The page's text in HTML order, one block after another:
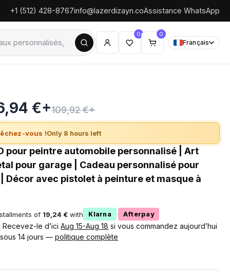
+1 (512) 428-8767info@lazerdizayn.coAssistance WhatsApp
0 0
Français
€+109,92 €+
vous !Only 8 hours left
pour peintre automobile personnalisé | Art
pour garage | Cadeau personnalisé pour
Décor avec pistolet à peinture et masque à
of 19,24 € with Klarna · Afterpay
Recevez-le d’iciAug 15-Aug 18 si vous commandez aujourd’hui
14 jours —politique complète